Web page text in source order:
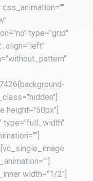
type="grid"
height="50px"]
type="full_width"
width="1/2"]